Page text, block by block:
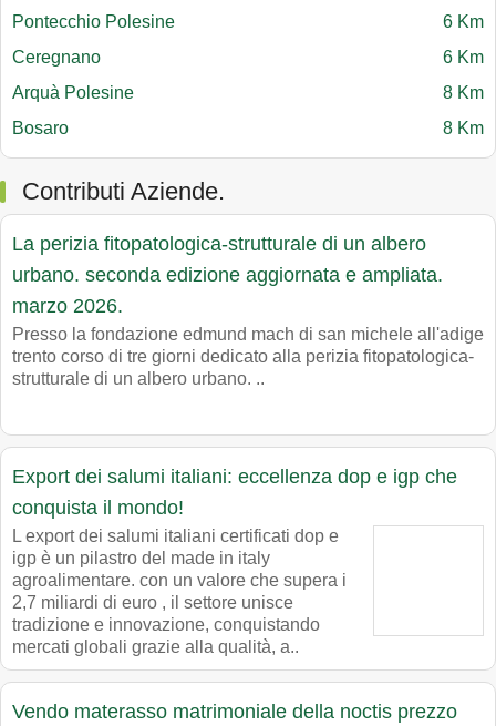
Pontecchio Polesine
6 Km
Ceregnano
6 Km
Arquà Polesine
8 Km
Bosaro
8 Km
Contributi Aziende.
La perizia fitopatologica-strutturale di un albero
urbano. seconda edizione aggiornata e ampliata.
marzo 2026.
Presso la fondazione edmund mach di san michele all'adige
trento corso di tre giorni dedicato alla perizia fitopatologica-
strutturale di un albero urbano. ..
Export dei salumi italiani: eccellenza dop e igp che
conquista il mondo!
L export dei salumi italiani certificati dop e
igp è un pilastro del made in italy
agroalimentare. con un valore che supera i
2,7 miliardi di euro , il settore unisce
tradizione e innovazione, conquistando
mercati globali grazie alla qualità, a..
Vendo materasso matrimoniale della noctis prezzo